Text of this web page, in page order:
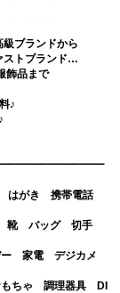
ブランドから
トブランド…
品まで
♪
はがき 携帯電話
靴 バッグ 切手
ー 家電 デジカメ
ちゃ 調理器具 DI